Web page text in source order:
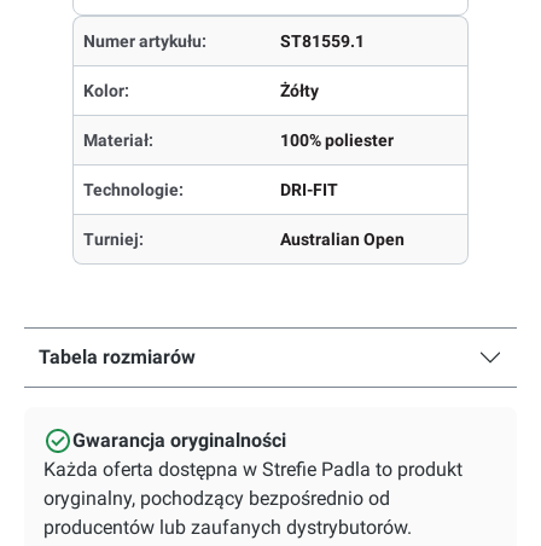
Numer artykułu: ST81559.1
Kolor: Żółty
Materiał: 100% poliester
Technologie: DRI-FIT
Turniej: Australian Open
Tabela rozmiarów
Gwarancja oryginalności
Każda oferta dostępna w Strefie Padla to produkt
oryginalny, pochodzący bezpośrednio od
producentów lub zaufanych dystrybutorów.